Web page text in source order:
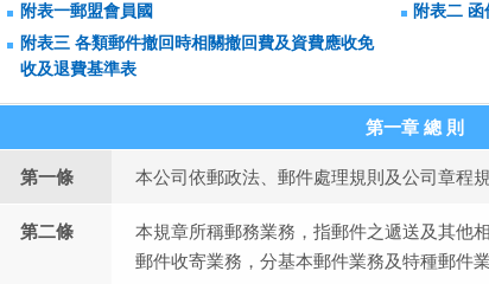
附表一郵盟會員國
附表二
附表三 各類郵件撤回時相關撤回費及資費應收免
收及退費基準表
第一章 總 則
第一條 本公司依郵政法、郵件處理規則及公司章程
第二條
本規章所稱郵務業務，指郵件之遞送及其他
郵件收寄業務，分基本郵件業務及特種郵件業